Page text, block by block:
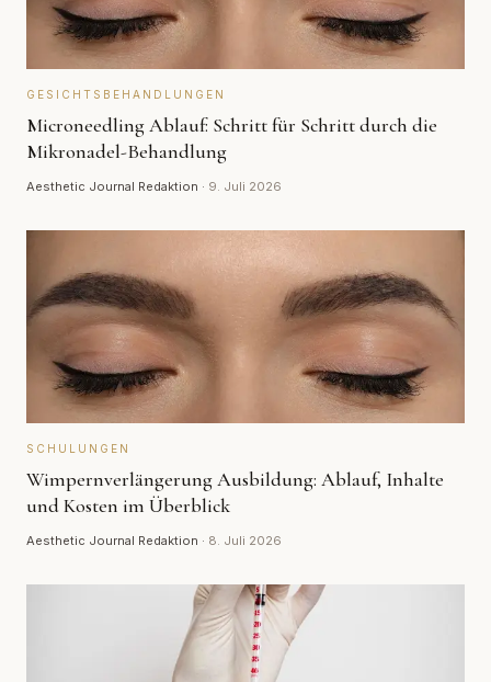
GESICHTSBEHANDLUNGEN
Microneedling Ablauf: Schritt für Schritt durch die
Mikronadel-Behandlung
Aesthetic Journal Redaktion · 9. Juli 2026
SCHULUNGEN
Wimpernverlängerung Ausbildung: Ablauf, Inhalte
und Kosten im Überblick
Aesthetic Journal Redaktion · 8. Juli 2026